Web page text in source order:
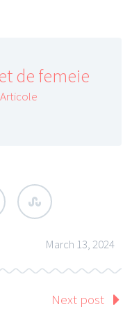
de femeie
Articole
March 13, 2024
Next post